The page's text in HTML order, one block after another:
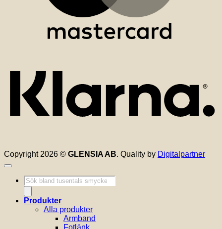
Copyright 2026 © GLENSIA AB. Quality by Digitalpartner
Produktsökning
Produkter
Alla produkter
Armband